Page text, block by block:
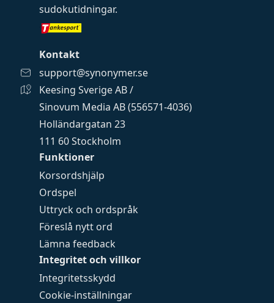
Funktioner
Korsordshjälp
Ordspel
Uttryck och ordspråk
Föreslå nytt ord
Lämna feedback
Integritet och villkor
Integritetsskydd
Cookie-inställningar
sudokutidningar.
Kontakt
support@synonymer.se
Keesing Sverige AB /
Sinovum Media AB (556571-4036)
Holländargatan 23
111 60 Stockholm